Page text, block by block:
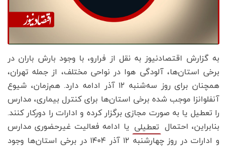
به گزارش اقتصادنیوز به نقل از فرارو، با وجود بارش باران در
برخی استان‌ها، آلودگی هوا در نواحی مختلف، از جمله تهران،
همچنان برای روز سه‌شنبه ۱۲ آذر ادامه دارد. هم‌زمان، شیوع
آنفلوانزا موجب شده برخی استان‌ها برای کنترل بیماری، مدارس
را تعطیل یا به صورت مجازی برگزار کرده و ادارات را دورکار کنند.
بنابراین، احتمال تعطیلی یا ادامه فعالیت غیرحضوری مدارس
و ادارات در روز چهارشنبه ۱۲ آذر ۱۴۰۴ در برخی استان‌ها وجود